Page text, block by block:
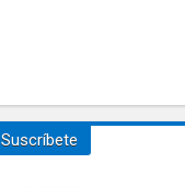
Suscríbete